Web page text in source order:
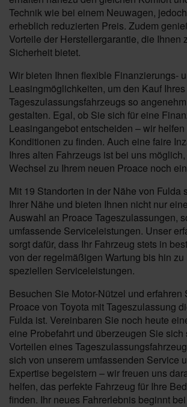
Technik wie bei einem Neuwagen,
erheblich reduzierten Preis. Zudem
Vorteile der Herstellergarantie, die Ihnen
Sicherheit bietet.
Wir bieten Ihnen flexible Finanzierungs-
Leasingmöglichkeiten, um den Kauf
Tageszulassungsfahrzeugs so
gestalten. Egal, ob Sie sich für eine
Leasingangebot entscheiden – wir
Konditionen zu finden. Auch eine faire
Ihres alten Fahrzeugs ist bei uns
Wechsel zu Ihrem neuen Proace noch
Mit 19 Standorten in der Nähe von Fulda
Ihrer Nähe und bieten Ihnen nicht nur
Auswahl an Proace Tageszulassungen,
umfassende Serviceleistungen. Unser
sorgt dafür, dass Ihr Fahrzeug stets in
von der regelmäßigen Wartung bis hin
speziellen Serviceleistungen.
Besuchen Sie Motor-Nützel und erfahren
Proace von Toyota mit Tageszulassung
Fulda ist. Vereinbaren Sie noch heute
eine Probefahrt und überzeugen Sie sich
Vorteilen eines
sich von unserem umfassenden Service
Expertise begeistern – wir freuen uns
helfen, das perfekte Fahrzeug für Ihre
finden. Ihr neues Fahrerlebnis beginnt